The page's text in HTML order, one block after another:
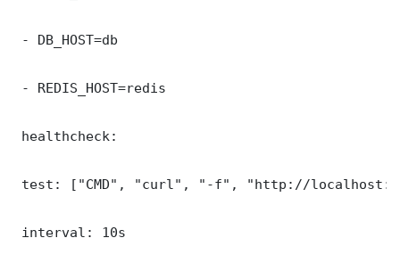
- DB_HOST=db
- REDIS_HOST=redis
healthcheck:
test: ["CMD", "curl", "-f", "http://
interval: 10s